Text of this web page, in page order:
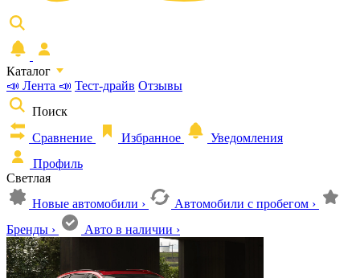
Каталог
📣 Лента 📣 Тест-драйв Отзывы
Поиск
Сравнение
Избранное
Уведомления
Профиль
Светлая
Новые автомобили › Автомобили с пробегом ›
Бренды › Авто в наличии ›